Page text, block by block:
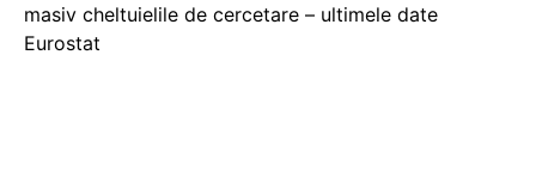
masiv cheltuielile de cercetare – ultimele date
Eurostat